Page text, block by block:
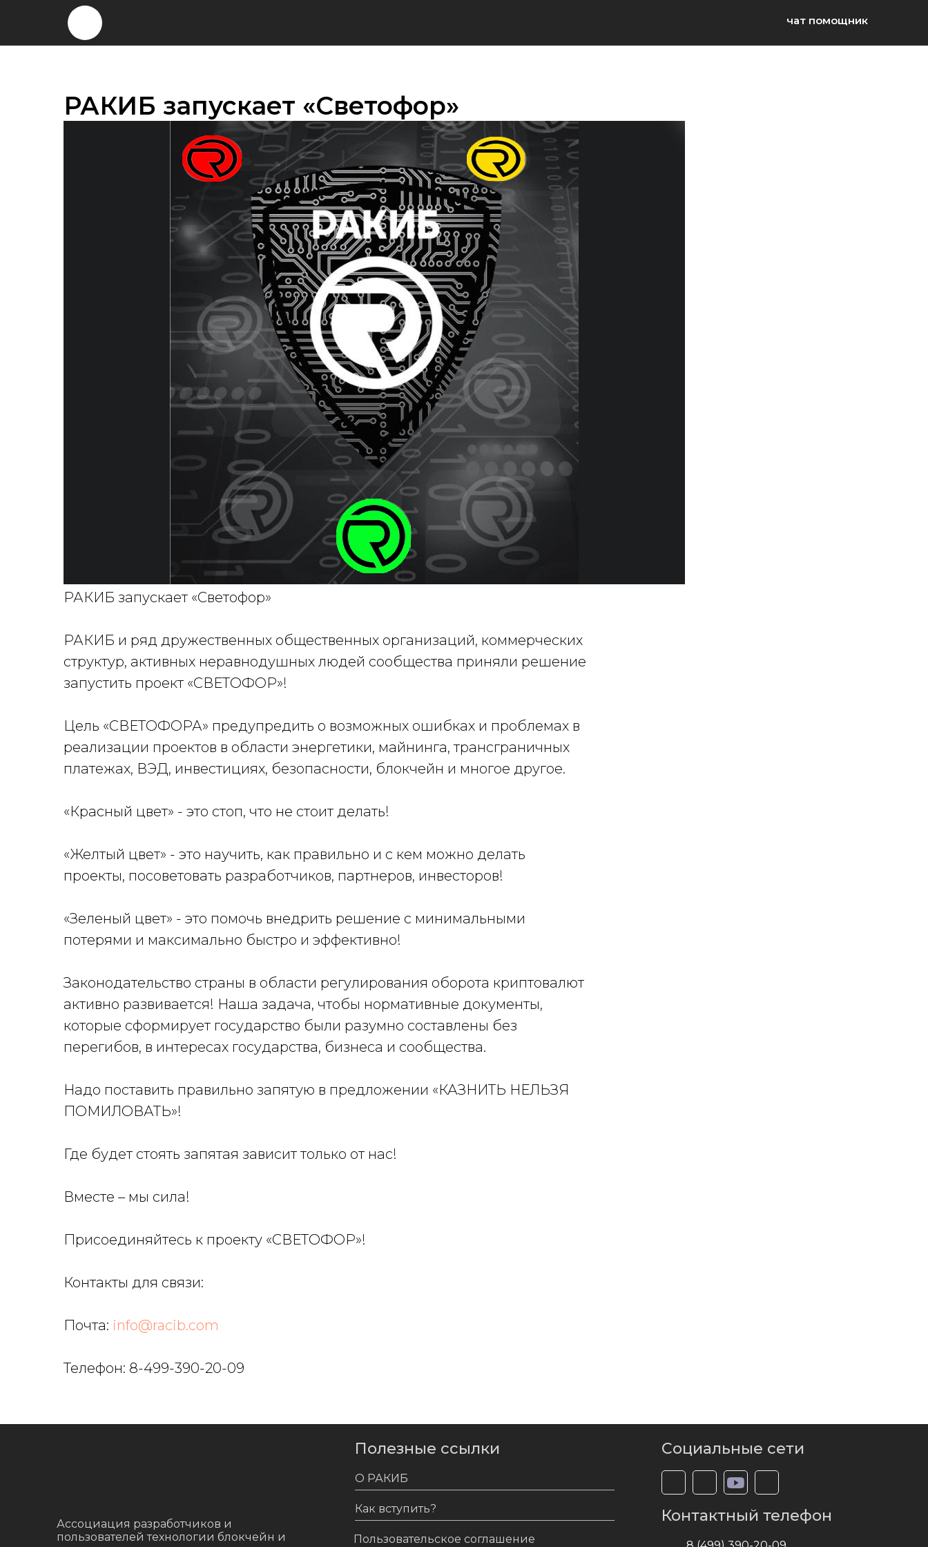
чат помощник
РАКИБ запускает «Светофор»
РАКИБ запускает «Светофор»
РАКИБ и ряд дружественных общественных организаций, коммерческих
структур, активных неравнодушных людей сообщества приняли решение
запустить проект «СВЕТОФОР»!
Цель «СВЕТОФОРА» предупредить о возможных ошибках и проблемах в
реализации проектов в области энергетики, майнинга, трансграничных
платежах, ВЭД, инвестициях, безопасности, блокчейн и многое другое.
«Красный цвет» - это стоп, что не стоит делать!
«Желтый цвет» - это научить, как правильно и с кем можно делать
проекты, посоветовать разработчиков, партнеров, инвесторов!
«Зеленый цвет» - это помочь внедрить решение с минимальными
потерями и максимально быстро и эффективно!
Законодательство страны в области регулирования оборота криптовалют
активно развивается! Наша задача, чтобы нормативные документы,
которые сформирует государство были разумно составлены без
перегибов, в интересах государства, бизнеса и сообщества.
Надо поставить правильно запятую в предложении «КАЗНИТЬ НЕЛЬЗЯ
ПОМИЛОВАТЬ»!
Где будет стоять запятая зависит только от нас!
Вместе – мы сила!
Присоединяйтесь к проекту «СВЕТОФОР»!
Контакты для связи:
Почта: info@racib.com
Телефон: 8-499-390-20-09
Ассоциация разработчиков и
пользователей технологии блокчейн и
Полезные ссылки
О РАКИБ
Социальные сети
Как вступить? Контактный телефон
Пользовательское соглашение